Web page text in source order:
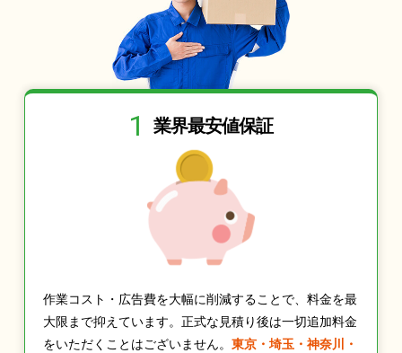
1 業界最安値保証
作業コスト・広告費を大幅に削減することで、料金を最
大限まで抑えています。正式な見積り後は一切追加料金
をいただくことはございません。 東京・埼玉・神奈川・